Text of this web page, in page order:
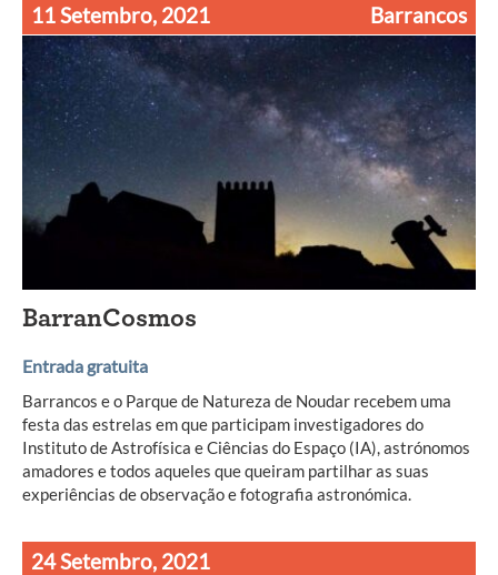
11 Setembro, 2021 Barrancos
BarranCosmos
Entrada gratuita
Barrancos e o Parque de Natureza de Noudar recebem uma
festa das estrelas em que participam investigadores do
Instituto de Astrofísica e Ciências do Espaço (IA), astrónomos
amadores e todos aqueles que queiram partilhar as suas
experiências de observação e fotografia astronómica.
24 Setembro, 2021